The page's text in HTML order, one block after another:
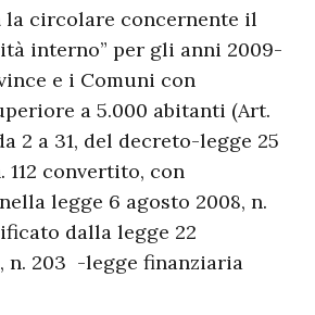
la circolare concernente il
interno” per gli anni 2009-
e i Comuni con
a 5.000 abitanti (Art.
2 a 31, del decreto-legge 25
112 convertito, con
legge 6 agosto 2008, n.
dalla legge 22
n. 203 -legge finanziaria